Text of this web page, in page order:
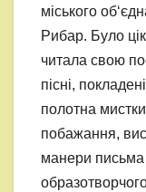
міського
Рибар. Було
читала свою
пісні,
полотна
побажання,
манери письма